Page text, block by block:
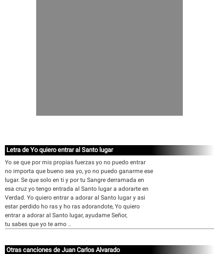
Letra de Yo quiero entrar al Santo lugar
Yo se que por mis propias fuerzas yo no puedo entrar
no importa que bueno sea yo, yo no puedo ganarme ese
lugar. Se que solo en ti y por tu Sangre derramada en
esa cruz yo tengo entrada al Santo lugar a adorarte en
Verdad. Yo quiero entrar a adorar al Santo lugar y asi
estar perdido ho ras y ho ras adorandote, Yo quiero
entrar a adorar al Santo lugar, ayudame Señor,
tu sabes que yo te amo ..
Otras canciones de Juan Carlos Alvarado